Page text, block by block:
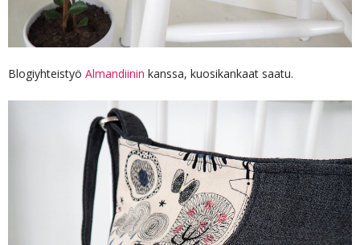
Blogiyhteistyö Almandiinin kanssa, kuosikankaat saatu.